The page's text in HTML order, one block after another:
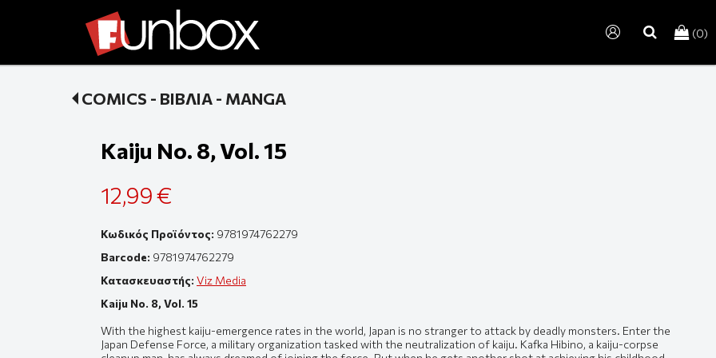
(0)
search
COMICS - ΒΙΒΛΙΑ - MANGA
Kaiju No. 8, Vol. 15
12,99 €
Κωδικός Προϊόντος: 9781974762279
Barcode: 9781974762279
Κατασκευαστής: Viz Media
Kaiju No. 8, Vol. 15
With the highest kaiju-emergence rates in the world, Japan is no stranger to attack by deadly monsters. Enter the
Japan Defense Force, a military organization tasked with the neutralization of kaiju. Kafka Hibino, a kaiju-corpse